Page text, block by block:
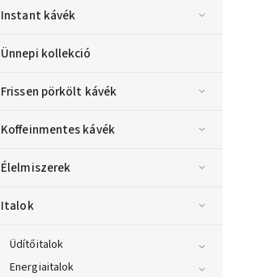
Instant kávék
Ünnepi kollekció
Frissen pörkölt kávék
Koffeinmentes kávék
Élelmiszerek
Italok
Üdítőitalok
Energiaitalok